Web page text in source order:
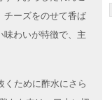
チーズをのせて香ば
味わいが特徴で、主
くために酢水にさら